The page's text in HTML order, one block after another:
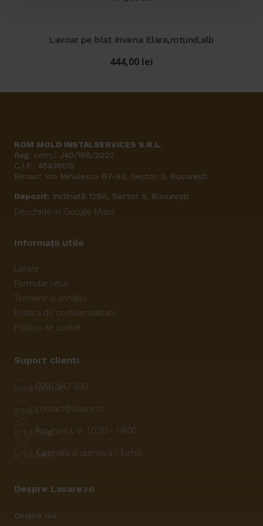
Lavoar pe blat Invena Elara,rotund,alb
444,00 lei
ROM MOLD INSTALSERVICES S.R.L.
Reg. com.: J40/166/2022
C.I.F.: 45436515
Birouri: Ion Minulescu 67-93, Sector 3, București
Depozit: Inclinată 129A, Sector 5, București
Deschide in Google Maps
Informații utile
Livrare
Formular retur
Termene și condiții
Politica de confidențialitate
Politica de cookie
Suport clienti
smartphone
0791 542 500
emailcontact@lavare.ro
scheduleProgram L-V: 10:00 – 19:00
scheduleSâmbătă și dumincă – Închis
Despre Lavare.ro
Despre noi